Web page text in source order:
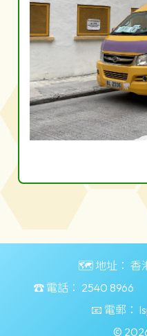
🗺️ 地址： 香
☎️ 電話： 2540 8966
📧 電郵：
©